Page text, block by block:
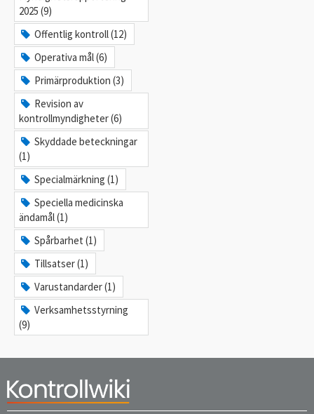
2025 (9)
Offentlig kontroll (12)
Operativa mål (6)
Primärproduktion (3)
Revision av
kontrollmyndigheter (6)
Skyddade beteckningar
(1)
Specialmärkning (1)
Speciella medicinska
ändamål (1)
Spårbarhet (1)
Tillsatser (1)
Varustandarder (1)
Verksamhetsstyrning
(9)